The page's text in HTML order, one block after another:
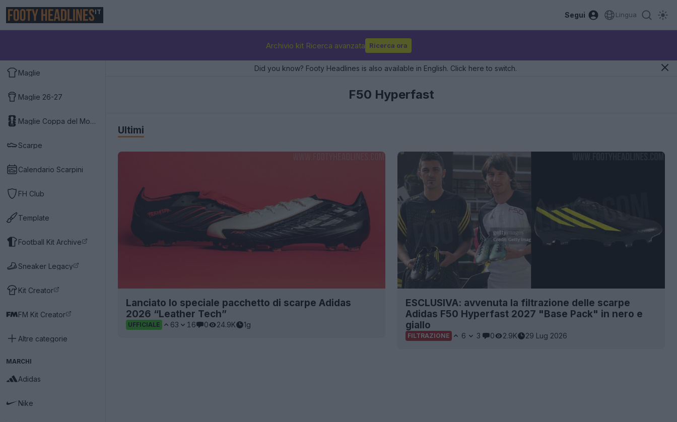
IT Segui Lingua
Archivio kit Ricerca avanzata Ricerca ora
Maglie
Maglie 26-27
Maglie Coppa del Mondo 2026
Scarpe
Calendario Scarpini
FH Club
Template
Football Kit Archive
Sneaker Legacy
Kit Creator
FM Kit Creator
Altre categorie
MARCHI
Adidas
Nike
Did you know? Footy Headlines is also available in English. Click here to switch.
F50 Hyperfast
Ultimi
Lanciato lo speciale pacchetto di scarpe Adidas
2026 “Leather Tech”
UFFICIALE 63 16 0 24.9K 1g
ESCLUSIVA: avvenuta la filtrazione delle scarpe
Adidas F50 Hyperfast 2027 "Base Pack" in nero e
giallo
FILTRAZIONE 6 3 0 2.9K 29 Lug 2026